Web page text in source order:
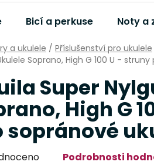
Bicí a perkuse Noty a
a ukulele / Příslušenství pro ukulele
Soprano, High G 100 U -
Super
High G
sopránové
Podrobnosti